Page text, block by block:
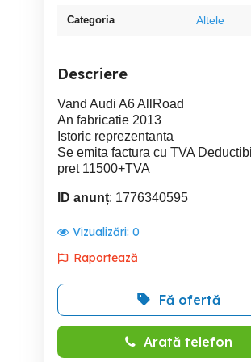
Categoria Altele
Descriere
Vand Audi A6 AllRoad
An fabricatie 2013
Istoric reprezentanta
Se emita factura cu TVA
pret 11500+TVA
ID anunț: 1776340595
Vizualizări: 0
Raportează
Fă ofertă
Arată telefon